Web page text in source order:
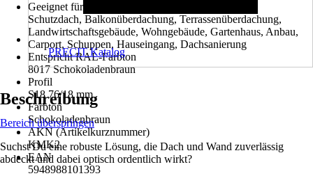
Geeignet für
Schutzdach, Balkonüberdachung, Terrassenüberdachung,
Landwirtschaftsgebäude, Wohngebäude, Gartenhaus, Anbau,
Carport, Schuppen, Hauseingang, Dachsanierung
Entspricht RAL-Farbton
8017 Schokoladenbraun
Profil
S18 76/18 mm
Farbton
Schokoladenbraun
AKN (Artikelkurznummer)
KMK2
EAN
5948988101393
PRECIT Katalog
Beschreibung
Bereich überspringen
Suchst Du eine robuste Lösung, die Dach und Wand zuverlässig
abdeckt und dabei optisch ordentlich wirkt?